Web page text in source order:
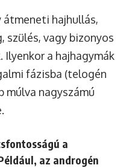
átmeneti hajhullás,
szülés, vagy bizonyos
a hajhagymák
fázisba (telogén
múlva nagyszámú
a
az androgén